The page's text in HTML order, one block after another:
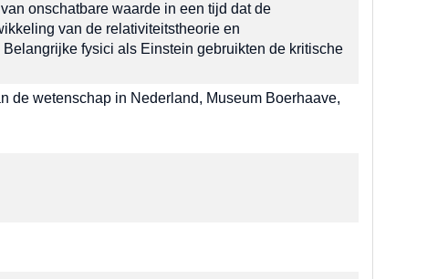
onschatbare waarde in een tijd dat de
van de relativiteitstheorie en
fysici als Einstein gebruikten de kritische
de wetenschap in Nederland, Museum Boerhaave,